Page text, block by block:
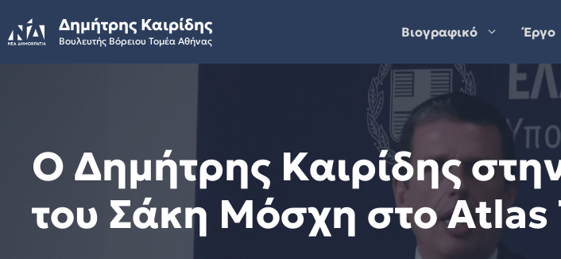
to
content
Δημήτρης Καιρίδης
Βουλευτής Βόρειου Τομέα Αθήνας
Βιογραφικό Έργο
Ο Δημήτρης Καιρίδης
του Σάκη Μόσχη στο Atlas